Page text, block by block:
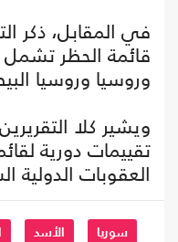
قائمة الحظر تشمل
وروسيا وروسيا
ويشير كلا
تقييمات دورية
العقوبات
سوريا الأسد